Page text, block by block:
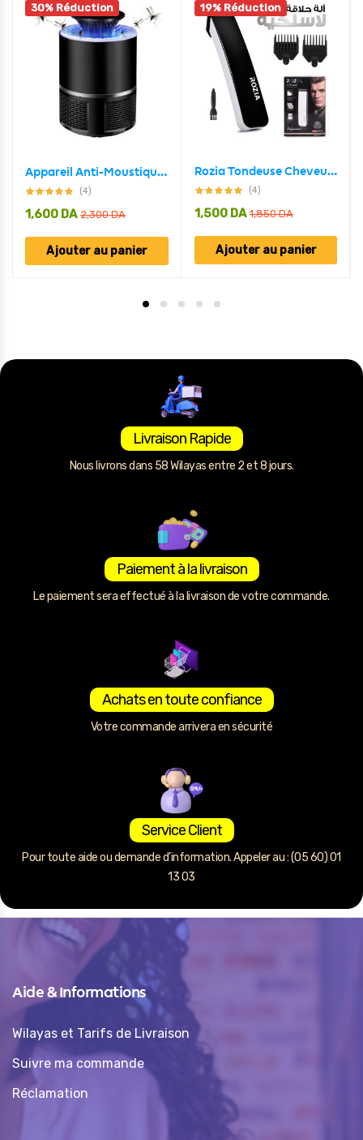
30% Réduction
Appareil Anti-Moustique USB 5W Avec Lampe LED Écologique
(4)
2,300DA
1,600 DA
Ajouter au panier
19% Réduction
Rozia Tondeuse Cheveux et barbes Rechargeable Sans fil HQ207
(4)
1,850DA
1,500 DA
Ajouter au panier
Livraison Rapide
Nous livrons dans 58 Wilayas entre 2 et 8 jours.
Paiement à la livraison
Le paiement sera effectué à la livraison de votre commande.
Achats en toute confiance
Votre commande arrivera en sécurité
Service Client
Pour toute aide ou demande d’information. Appeler au : (05 60) 01
13 03
Aide & Informations
Wilayas et Tarifs de Livraison
Suivre ma commande
Réclamation